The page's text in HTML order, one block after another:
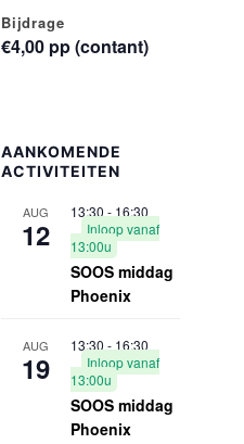
Bijdrage
€4,00 pp (contant)
AANKOMENDE
ACTIVITEITEN
AUG
12
13:30 - 16:30
Inloop vanaf
13:00u
SOOS middag
Phoenix
AUG
19
13:30 - 16:30
Inloop vanaf
13:00u
SOOS middag
Phoenix